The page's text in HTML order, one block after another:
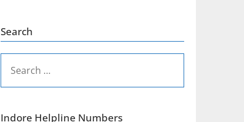
Search
FOR:
Indore Helpline Numbers